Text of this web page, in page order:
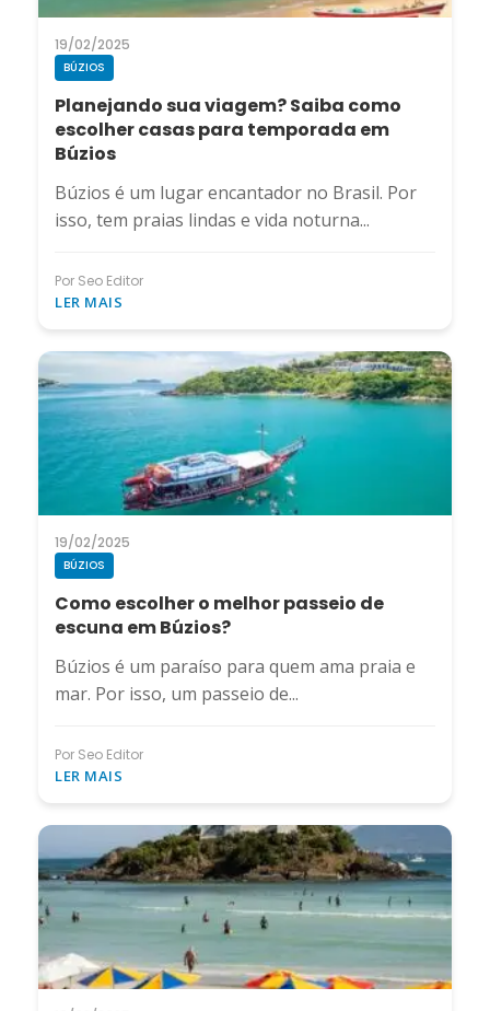
19/02/2025
BÚZIOS
Planejando sua viagem? Saiba como
escolher casas para temporada em
Búzios
Búzios é um lugar encantador no Brasil. Por
isso, tem praias lindas e vida noturna...
Por Seo Editor
LER MAIS
19/02/2025
BÚZIOS
Como escolher o melhor passeio de
escuna em Búzios?
Búzios é um paraíso para quem ama praia e
mar. Por isso, um passeio de...
Por Seo Editor
LER MAIS